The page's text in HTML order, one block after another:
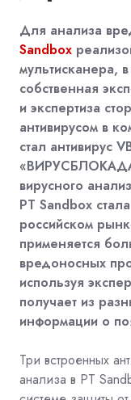
Для анализа
Sandbox
мультисканера,
собственная
и экспертиза
антивирусом в
стал антивирус
вирусного
PT Sandbox
российском
применяется
вредоносных
используя
получает из
информации о
Три встроенных
анализа в PT